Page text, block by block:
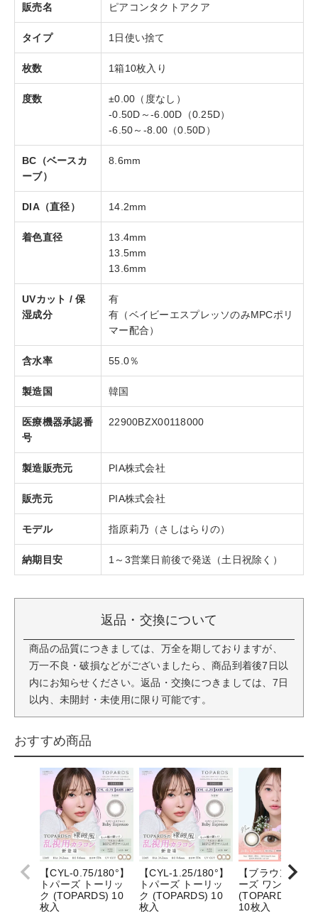
販売名 ピアコンタクトアクア
タイプ 1日使い捨て
枚数 1箱10枚入り
度数
±0.00（度なし）
-0.50D～-6.00D（0.25D）
-6.50～-8.00（0.50D）
BC（ベースカ
ーブ）
8.6mm
DIA（直径） 14.2mm
着色直径
13.4mm
13.5mm
13.6mm
UVカット / 保
湿成分
有
有（ベイビーエスプレッソのみMPCポリ
マー配合）
含水率 55.0％
製造国 韓国
医療機器承認番
号
22900BZX00118000
製造販売元 PIA株式会社
販売元 PIA株式会社
モデル 指原莉乃（さしはらりの）
納期目安 1～3営業日前後で発送（土日祝除く）
返品・交換について
商品の品質につきましては、万全を期しておりますが、
万一不良・破損などがございましたら、商品到着後7日以
内にお知らせください。返品・交換につきましては、7日
以内、未開封・未使用に限り可能です。
おすすめ商品
【CYL-0.75/180°】
トパーズ トーリッ
ク (TOPARDS) 10
枚入
【CYL-1.25/180°】
トパーズ トーリッ
ク (TOPARDS) 10
枚入
【ブラウン系】
ーズ ワンデー
(TOPARDS
10枚入